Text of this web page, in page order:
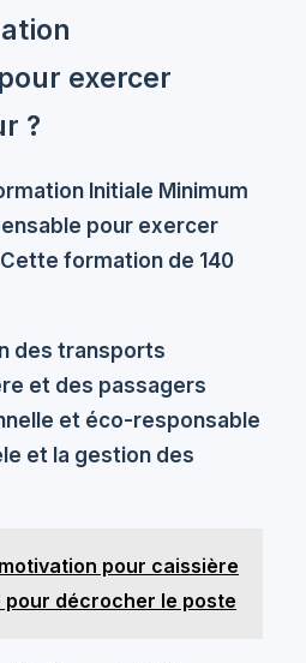
exercer
?
Initiale Minimum
pour exercer
formation de 140
des transports
et des passagers
et éco-responsable
et la gestion des
pour caissière
pour décrocher le poste